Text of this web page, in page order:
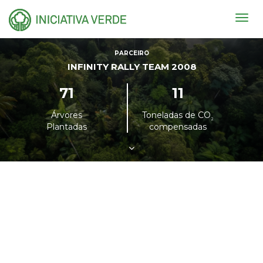
PARCEIRO
INFINITY RALLY TEAM 2008
71
Árvores
Plantadas
11
Toneladas de CO²
compensadas